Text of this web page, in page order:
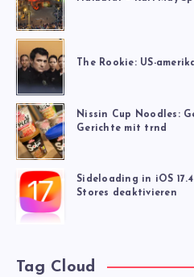
The Rookie: US-
Nissin Cup Noodles:
Gerichte mit trnd
Sideloading in iOS
Stores deaktivieren
Tag Cloud